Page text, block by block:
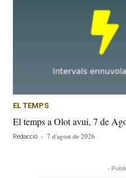
EL TEMPS
El temps a Olot avui, 7 de
Redacció - 7 d'agost de 2026
-